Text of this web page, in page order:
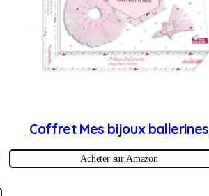
Coffret Mes bijoux ballerines
Acheter sur Amazon